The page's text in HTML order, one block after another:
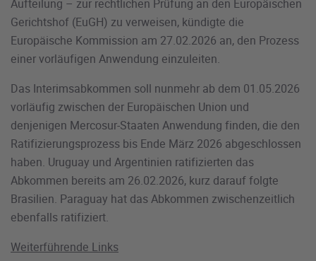
Aufteilung – zur rechtlichen Prüfung an den Europäischen
Gerichtshof (EuGH) zu verweisen, kündigte die
Europäische Kommission am 27.02.2026 an, den Prozess
einer vorläufigen Anwendung einzuleiten.
Das Interimsabkommen soll nunmehr ab dem 01.05.2026
vorläufig zwischen der Europäischen Union und
denjenigen Mercosur-Staaten Anwendung finden, die den
Ratifizierungsprozess bis Ende März 2026 abgeschlossen
haben. Uruguay und Argentinien ratifizierten das
Abkommen bereits am 26.02.2026, kurz darauf folgte
Brasilien. Paraguay hat das Abkommen zwischenzeitlich
ebenfalls ratifiziert.
Weiterführende Links